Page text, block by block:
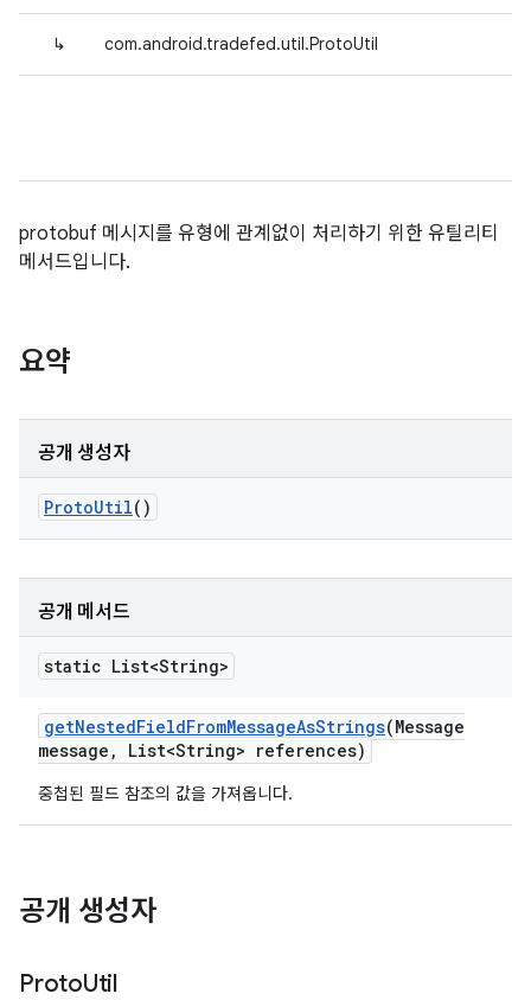
↳ com.android.tradefed.util.ProtoUtil
protobuf 메시지를 유형에 관계없이 처리하기 위한 유틸리티
메서드입니다.
요약
공개 생성자
ProtoUtil()
공개 메서드
static List<String>
getNestedFieldFromMessageAsStrings(Message
message , List<String> references)
중첩된 필드 참조의 값을 가져옵니다.
공개 생성자
ProtoUtil